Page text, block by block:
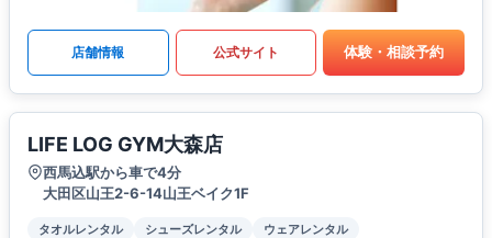
店舗情報 公式サイト 体験・相談予約
LIFE LOG GYM大森店
西馬込駅から車で4分
大田区山王2-6-14山王ベイク1F
タオルレンタル シューズレンタル
ウェアレンタル